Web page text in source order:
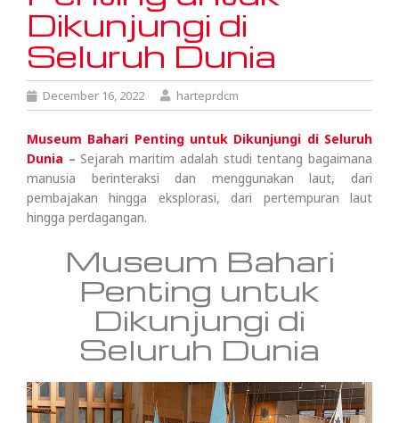
Dikunjungi di
Seluruh Dunia
December 16, 2022 harteprdcm
Museum Bahari Penting untuk Dikunjungi di Seluruh
Dunia –Sejarah maritim adalah studi tentang bagaimana
manusia berinteraksi dan menggunakan laut, dari
pembajakan hingga eksplorasi, dari pertempuran laut
hingga perdagangan.
Museum Bahari
Penting untuk
Dikunjungi di
Seluruh Dunia